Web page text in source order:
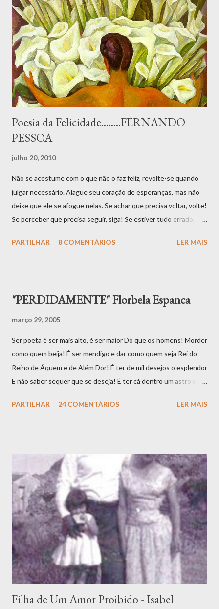
Poesia da Felicidade........FERNANDO
PESSOA
julho 20, 2010
Não se acostume com o que não o faz feliz, revolte-se quando
julgar necessário. Alague seu coração de esperanças, mas não
deixe que ele se afogue nelas. Se achar que precisa voltar, volte!
Se perceber que precisa seguir, siga! Se estiver tudo errado,
saudades, mate-a. Se perder um amor, não se perca! Se o achar,
PARTILHAR 8 COMENTÁRIOS LER MAIS
"PERDIDAMENTE" Florbela Espanca
março 29, 2005
Ser poeta é ser mais alto, é ser maior Do que os homens! Morder
como quem beija! É ser mendigo e dar como quem seja Rei do
Reino de Áquem e de Além Dor! É ter de mil desejos o esplendor
E não saber sequer que se deseja! É ter cá dentro um astro que
Infinito! Por elmo, as manhãs de oiro e de cetim... É condensar o
PARTILHAR 24 COMENTÁRIOS LER MAIS
Filha de Um Amor Proibido - Isabel